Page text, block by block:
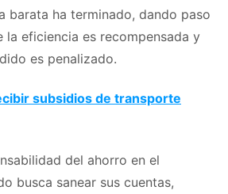
barata ha terminado, dando paso
la eficiencia es recompensada y
es penalizado.
subsidios de transporte
del ahorro en el
busca sanear sus cuentas,